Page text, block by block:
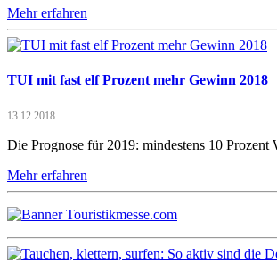
Mehr erfahren
TUI mit fast elf Prozent mehr Gewinn 2018
13.12.2018
Die Prognose für 2019: mindestens 10
Mehr erfahren